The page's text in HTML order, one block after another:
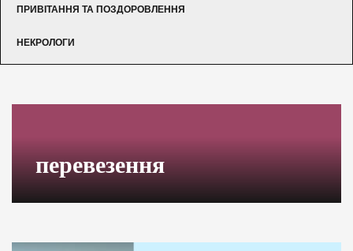
ПРИВІТАННЯ ТА ПОЗДОРОВЛЕННЯ
НЕКРОЛОГИ
перевезення